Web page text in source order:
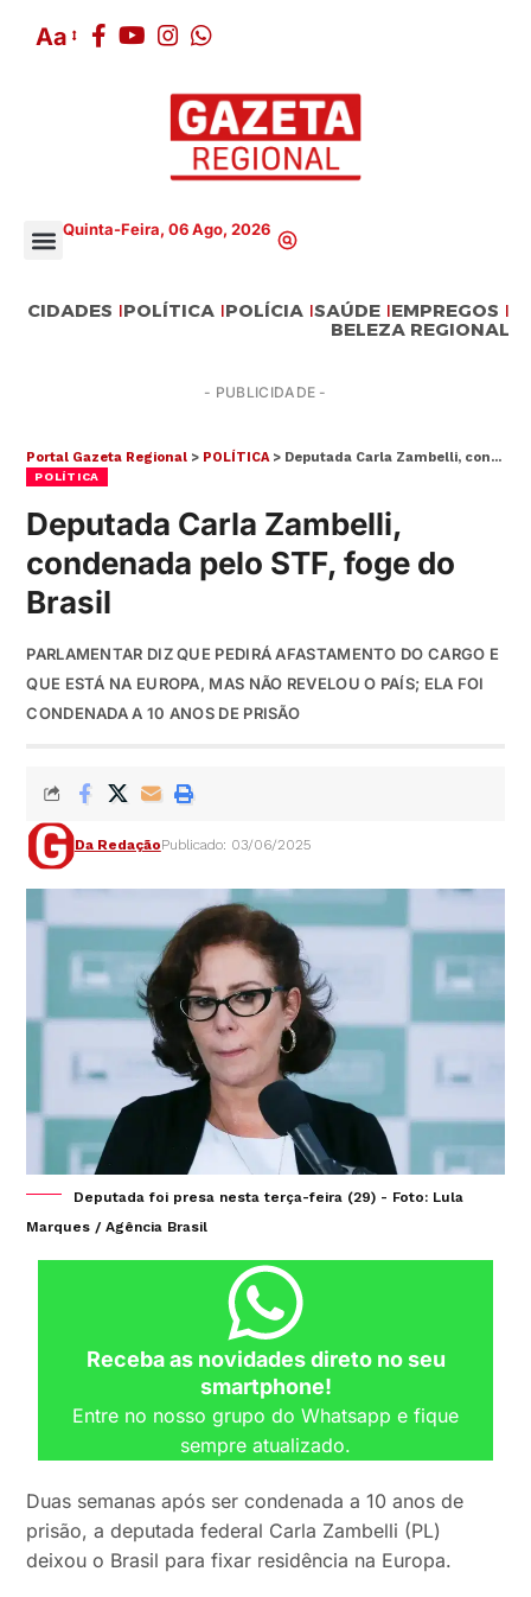
Aa
Quinta-Feira, 06 Ago, 2026
CIDADES POLÍTICA POLÍCIA SAÚDE EMPREGOS
BELEZA REGIONAL
- PUBLICIDADE -
Portal Gazeta Regional > POLÍTICA> Deputada Carla Zambelli, condenada pelo STF, foge do Brasil
POLÍTICA
Deputada Carla Zambelli,
condenada pelo STF, foge do
Brasil
PARLAMENTAR DIZ QUE PEDIRÁ AFASTAMENTO DO CARGO E
QUE ESTÁ NA EUROPA, MAS NÃO REVELOU O PAÍS; ELA FOI
CONDENADA A 10 ANOS DE PRISÃO
Da RedaçãoPublicado: 03/06/2025
Deputada foi presa nesta terça-feira (29) - Foto: Lula
Marques / Agência Brasil
Receba as novidades direto no seu
smartphone!
Entre no nosso grupo do Whatsapp e fique
sempre atualizado.
Duas semanas após ser condenada a 10 anos de
prisão, a deputada federal Carla Zambelli (PL)
deixou o Brasil para fixar residência na Europa.